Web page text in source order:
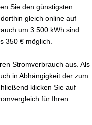
Sie den günstigsten
gleich online auf
um 3.500 kWh sind
350 € möglich.
Stromverbrauch aus. Als
in Abhängigkeit der zum
klicken Sie auf
für Ihren